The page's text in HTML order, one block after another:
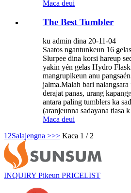
Maca deui
The Best Tumbler
ku admin dina 20-11-04
Saatos ngantunkeun 16
Slurpee dina korsi hareup
yakin yén gelas Hydro
mangrupikeun anu
jalma.Malah bari
derajat panas, urang
antara paling tumblers ka
(aranjeunna sadayana tiasa
Maca deui
1 2Salajengna >>> Kaca 1 / 2
INQUIRY Pikeun PRICELIST